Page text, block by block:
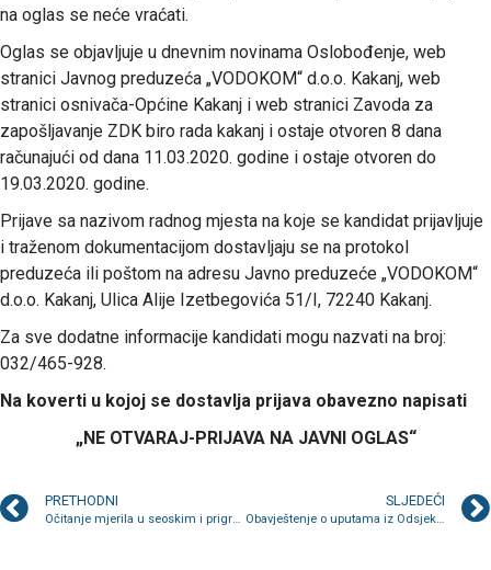
na oglas se neće vraćati.
Oglas se objavljuje u dnevnim novinama Oslobođenje, web
stranici Javnog preduzeća „VODOKOM“ d.o.o. Kakanj, web
stranici osnivača-Općine Kakanj i web stranici Zavoda za
zapošljavanje ZDK biro rada kakanj i ostaje otvoren 8 dana
računajući od dana 11.03.2020. godine i ostaje otvoren do
19.03.2020. godine.
Prijave sa nazivom radnog mjesta na koje se kandidat prijavljuje
i traženom dokumentacijom dostavljaju se na protokol
preduzeća ili poštom na adresu Javno preduzeće „VODOKOM“
d.o.o. Kakanj, Ulica Alije Izetbegovića 51/I, 72240 Kakanj.
Za sve dodatne informacije kandidati mogu nazvati na broj:
032/465-928.
Na koverti u kojoj se dostavlja prijava obavezno napisati
„NE OTVARAJ-PRIJAVA NA JAVNI OGLAS“
PRETHODNI
Očitanje mjerila u seoskim i prigradskim naseljima počinje 11. marta
SLJEDEĆI
Obavještenje o uputama iz Odsjeka za inspekcije Općine Kakanj